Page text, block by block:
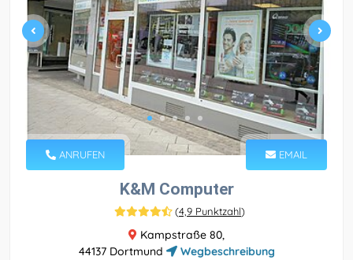
ANRUFEN EMAIL
K&M Computer
(4,9 Punktzahl)
Kampstraße 80,
44137 Dortmund
Wegbeschreibung